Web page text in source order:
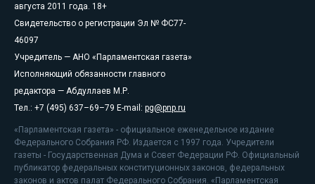
августа 2011 года. 18+
Свидетельство о регистрации Эл № ФС77-
46097
Учредитель — АНО «Парламентская газета»
Исполняющий обязанности главного
редактора — Абдуллаев М.Р.
Тел.: +7 (495) 637–69–79 E-mail: pg@pnp.ru
«Парламентская газета» - официальное еженедельное издание
Федерального Собрания РФ. Издается с 1997 года. Учредители
газеты - Государственная Дума и Совет Федерации РФ. Официальный
публикатор федеральных конституционных законов, федеральных
законов и актов палат Федерального Собрания. «Парламентская